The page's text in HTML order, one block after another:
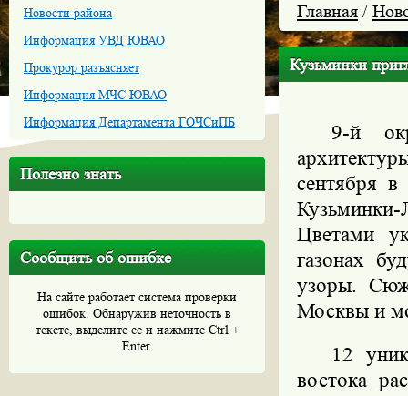
Новости района
Информация УВД ЮВАО
Прокурор разъясняет
Информация МЧС ЮВАО
Информация Департамента ГОЧСиПБ
Полезно знать
Сообщить об ошибке
На сайте работает система проверки
ошибок. Обнаружив неточность в
тексте, выделите ее и нажмите Ctrl +
Enter.
Главная /
Кузьминки
9-й
сентября
Цветами
газонах
узоры.
Москвы и
12
востока